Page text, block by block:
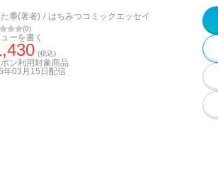
た黍(著者) / はちみつコミックエッセイ
(0)
ーを書く
(税込)
ン利用対象商品
年03月15日 配信